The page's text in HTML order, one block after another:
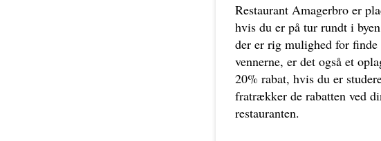
Restaurant Amagerbro er
hvis du er på tur rundt i
der er rig mulighed for
vennerne, er det også et
20% rabat, hvis du er
fratrækker de rabatten ved
restauranten.